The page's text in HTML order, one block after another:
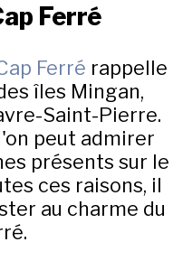
Ferré
Ferré rappelle
îles Mingan,
Saint-Pierre.
peut admirer
présents sur le
ces raisons, il
au charme du